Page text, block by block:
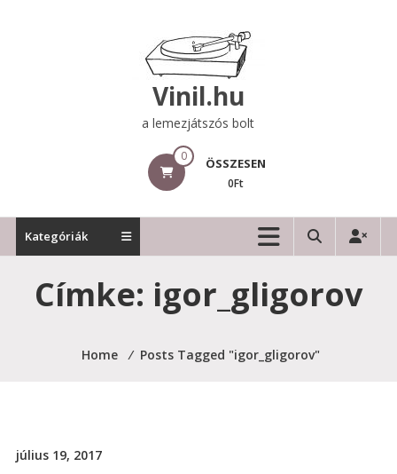
Vinil.hu
a lemezjátszós bolt
0 ÖSSZESEN
0Ft
Kategóriák
Címke: igor_gligorov
Home ⁄ Posts Tagged "igor_gligorov"
július 19, 2017